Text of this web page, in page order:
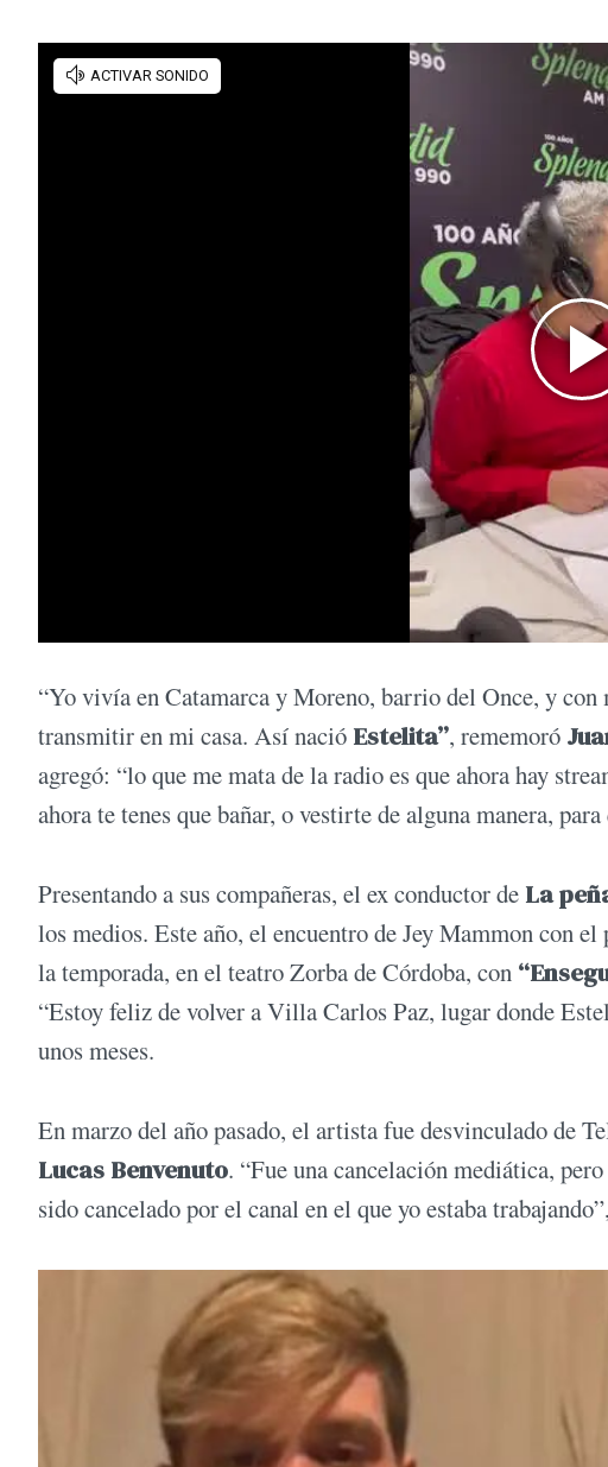
“Yo vivía en Catamarca y Moreno, barrio del Once, y
transmitir en mi casa. Así nació Estelita”, rememoró
agregó: “lo que me mata de la radio es que ahora hay
ahora te tenes que bañar, o vestirte de alguna manera,
Presentando a sus compañeras, el ex conductor de La
los medios. Este año, el encuentro de Jey Mammon con
la temporada, en el teatro Zorba de Córdoba, con
“Estoy feliz de volver a Villa Carlos Paz, lugar donde
unos meses.
En marzo del año pasado, el artista fue desvinculado de
Lucas Benvenuto. “Fue una cancelación mediática,
sido cancelado por el canal en el que yo estaba